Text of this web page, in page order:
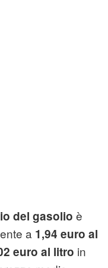
del gasolio è
a 1,94 euro al
euro al litro in